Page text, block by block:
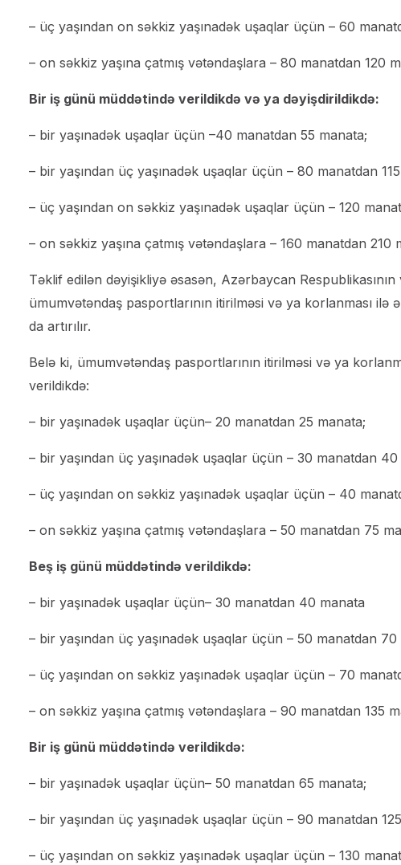
– üç yaşından on səkkiz yaşınadək uşaqlar üçün – 60
– on səkkiz yaşına çatmış vətəndaşlara – 80 manatdan 120
Bir iş günü müddətində verildikdə və ya dəyişdirildikdə:
– bir yaşınadək uşaqlar üçün –40 manatdan 55 manata;
– bir yaşından üç yaşınadək uşaqlar üçün – 80 manatdan
– üç yaşından on səkkiz yaşınadək uşaqlar üçün – 120
– on səkkiz yaşına çatmış vətəndaşlara – 160 manatdan 210
Təklif edilən dəyişikliyə əsasən, Azərbaycan
ümumvətəndaş pasportlarının itirilməsi və ya korlanması
da artırılır.
Belə ki, ümumvətəndaş pasportlarının itirilməsi və ya
verildikdə:
– bir yaşınadək uşaqlar üçün– 20 manatdan 25 manata;
– bir yaşından üç yaşınadək uşaqlar üçün – 30 manatdan 40
– üç yaşından on səkkiz yaşınadək uşaqlar üçün – 40
– on səkkiz yaşına çatmış vətəndaşlara – 50 manatdan 75
Beş iş günü müddətində verildikdə:
– bir yaşınadək uşaqlar üçün– 30 manatdan 40 manata
– bir yaşından üç yaşınadək uşaqlar üçün – 50 manatdan 70
– üç yaşından on səkkiz yaşınadək uşaqlar üçün – 70
– on səkkiz yaşına çatmış vətəndaşlara – 90 manatdan 135
Bir iş günü müddətində verildikdə:
– bir yaşınadək uşaqlar üçün– 50 manatdan 65 manata;
– bir yaşından üç yaşınadək uşaqlar üçün – 90 manatdan
– üç yaşından on səkkiz yaşınadək uşaqlar üçün – 130